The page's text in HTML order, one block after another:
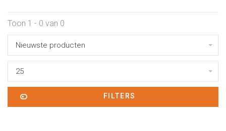
Toon 1 - 0 van 0
Nieuwste producten
25
FILTERS